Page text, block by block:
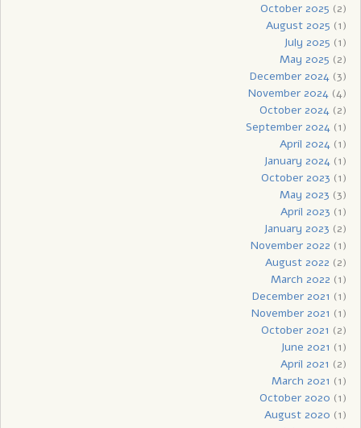
October 2025 (2)
August 2025 (1)
July 2025 (1)
May 2025 (2)
December 2024(3)
November 2024(4)
October 2024(2)
September 2024(1)
April 2024(1)
January 2024(1)
October 2023 (1)
May 2023 (3)
April 2023 (1)
January 2023 (2)
November 2022 (1)
August 2022 (2)
March 2022 (1)
December 2021 (1)
November 2021 (1)
October 2021 (2)
June 2021 (1)
April 2021 (2)
March 2021 (1)
October 2020 (1)
August 2020 (1)